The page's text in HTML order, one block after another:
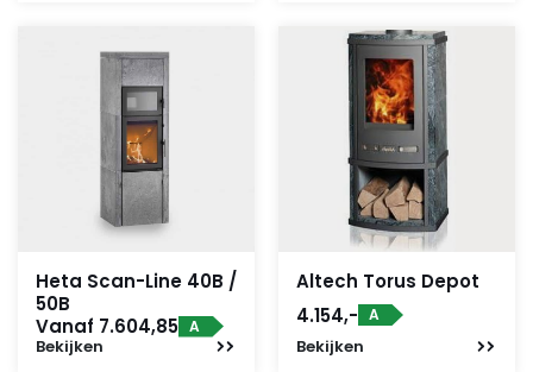
Heta Scan-Line 40B /
50B
Vanaf 7.604,85 A
Bekijken
Altech Torus Depot
4.154,- A
Bekijken